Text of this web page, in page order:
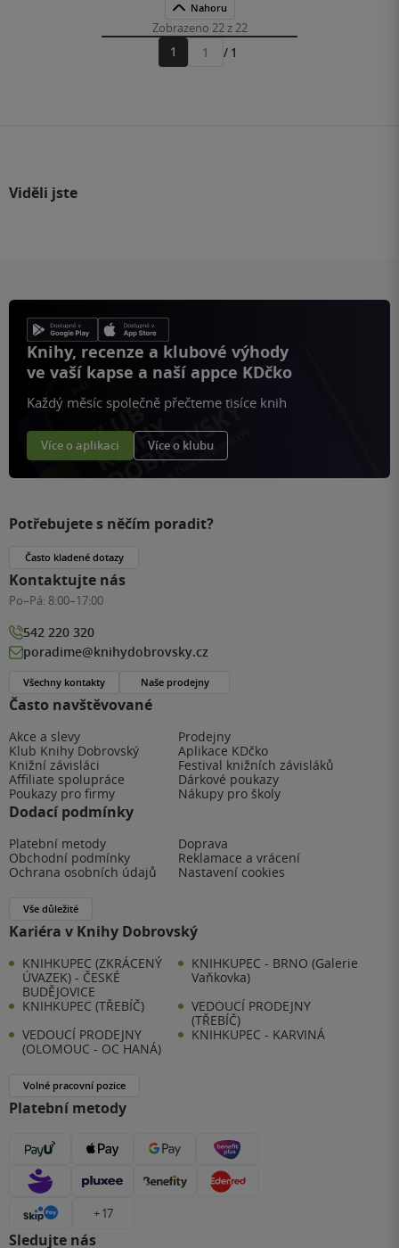
Nahoru
Zobrazeno 22 z 22
1
Přejít
/ 1
Viděli jste
Knihy, recenze a klubové výhody
ve vaší kapse a naší appce KDčko
Každý měsíc společně přečteme tisíce knih
Více o aplikaci Více o klubu
Často navštěvované
Akce a slevy
Prodejny
Klub Knihy Dobrovský
Aplikace KDčko
Knižní závisláci
Festival knižních závisláků
Affiliate spolupráce
Dárkové poukazy
Poukazy pro firmy
Nákupy pro školy
Dodací podmínky
Platební metody
Doprava
Obchodní podmínky
Reklamace a vrácení
Ochrana osobních údajů
Nastavení cookies
Vše důležité
Kariéra v Knihy Dobrovský
KNIHKUPEC (ZKRÁCENÝ
ÚVAZEK) - ČESKÉ
BUDĚJOVICE
KNIHKUPEC - BRNO (Galerie
Vaňkovka)
KNIHKUPEC (TŘEBÍČ)
VEDOUCÍ PRODEJNY
(TŘEBÍČ)
VEDOUCÍ PRODEJNY
(OLOMOUC - OC HANÁ)
KNIHKUPEC - KARVINÁ
Volné pracovní pozice
Platební metody
+ 17
Sledujte nás
Potřebujete s něčím poradit?
Často kladené dotazy
Kontaktujte nás
Po–Pá: 8:00–17:00
542 220 320
poradime@knihydobrovsky.cz
Všechny kontakty Naše prodejny